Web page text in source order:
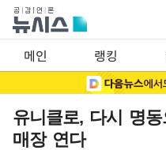
메인 랭킹
유니클로, 다시 명
매장 연다